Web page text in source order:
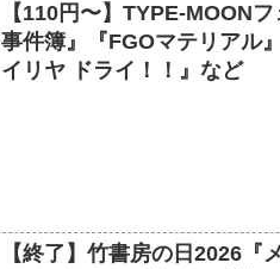
【110円〜】TYPE-MOON
事件簿』『FGOマテリア
イリヤ ドライ！！』など
【終了】竹書房の日2026『